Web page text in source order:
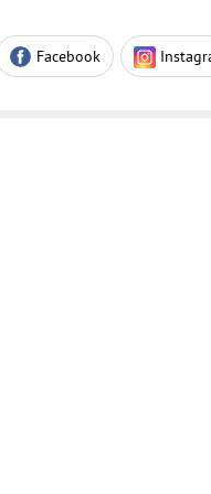
Facebook